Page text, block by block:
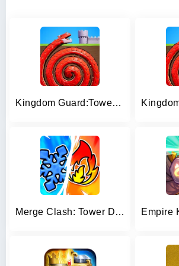
Kingdom Guard:Tower Defense TD
Merge Clash: Tower Defense TD